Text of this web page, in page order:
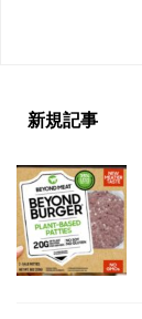
新規記事